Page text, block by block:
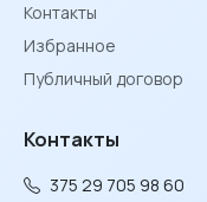
Контакты
Избранное
Публичный договор
Контакты
375 29 705 98 60